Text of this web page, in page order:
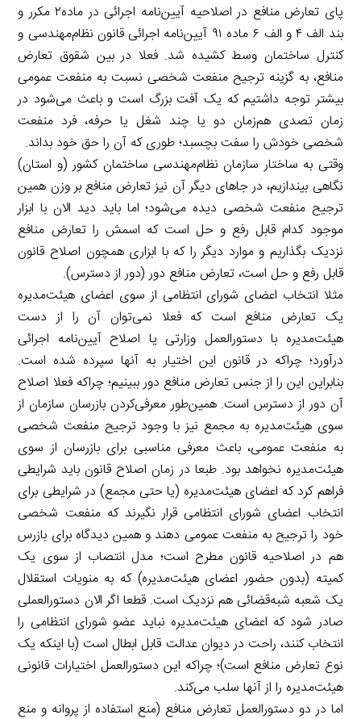
پای تعارض منافع در اصلاحیه آیین‌نامه اجرائی در ماده۲ مکرر و
بند الف ۴ و الف ۶ ماده ۹۱ آیین‌نامه اجرائی قانون نظام‌مهندسی و
کنترل ساختمان وسط کشیده شد. فعلا در بین شقوق تعارض
منافع، به گزینه ترجیح منفعت شخصی نسبت به منفعت عمومی
بیشتر توجه داشتیم که یک آفت بزرگ است و باعث می‌شود در
زمان تصدی هم‌زمان دو یا چند شغل یا حرفه، فرد منفعت
شخصی خودش را سفت بچسبد؛ طوری که آن را حق خود بداند.
وقتی به ساختار سازمان نظام‌مهندسی ساختمان کشور (و استان)
نگاهی بیندازیم، در جاهای دیگر آن نیز تعارض منافع بر وزن همین
ترجیح منفعت شخصی دیده می‌شود؛ اما باید دید الان با ابزار
موجود کدام قابل رفع و حل است که اسمش را تعارض منافع
نزدیک بگذاریم و موارد دیگر را که با ابزاری همچون اصلاح قانون
قابل رفع و حل است، تعارض منافع دور (دور از دسترس).
مثلا انتخاب اعضای شورای انتظامی از سوی اعضای هیئت‌مدیره
یک تعارض منافع است که فعلا نمی‌توان آن را از دست
هیئت‌مدیره با دستورالعمل وزارتی یا اصلاح آیین‌نامه اجرائی
درآورد؛ چرا‌که در قانون این اختیار به آنها سپرده شده است.
بنابراین این را از جنس تعارض منافع دور ببینیم؛ چرا‌که فعلا اصلاح
آن دور از دسترس است. همین‌طور معرفی‌کردن بازرسان سازمان از
سوی هیئت‌مدیره به مجمع نیز با وجود ترجیح منفعت شخصی
به منفعت عمومی، باعث معرفی مناسبی برای بازرسان از سوی
هیئت‌مدیره نخواهد بود. طبعا در زمان اصلاح قانون باید شرایطی
فراهم کرد که اعضای هیئت‌مدیره (یا حتی مجمع) در شرایطی برای
انتخاب اعضای شورای انتظامی قرار نگیرند که منفعت شخصی
خود را ترجیح به منفعت عمومی دهند و همین دیدگاه برای بازرس
هم در اصلاحیه قانون مطرح است؛ مدل انتصاب از سوی یک
کمیته (بدون حضور اعضای هیئت‌مدیره) که به منویات استقلال
یک شعبه شبه‌‌قضائی هم نزدیک است. قطعا اگر الان دستورالعملی
صادر شود که اعضای هیئت‌مدیره نباید عضو شورای انتظامی را
انتخاب کنند، راحت در دیوان عدالت قابل ابطال است (با اینکه یک
نوع تعارض منافع است)؛ چرا‌که این دستورالعمل اختیارات قانونی
هیئت‌مدیره را از آنها سلب می‌کند.
اما در دو دستورالعمل تعارض منافع (منع استفاده از پروانه و منع